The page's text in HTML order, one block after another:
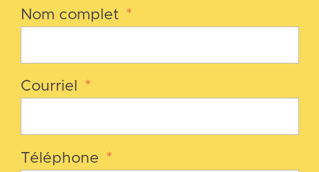
Nom complet *
Courriel *
Téléphone *